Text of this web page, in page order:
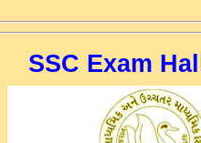
SSC Exam